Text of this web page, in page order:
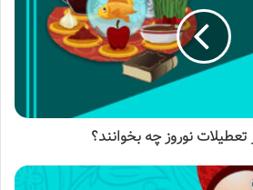
تعطیلات نوروز چه بخوانند؟